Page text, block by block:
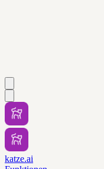
katze.ai